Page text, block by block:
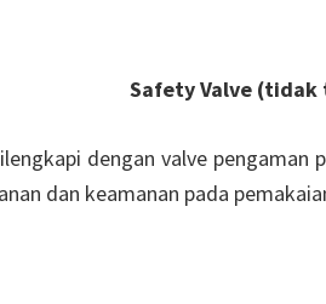
Safety Valve (tidak
dengan valve pengaman
dan keamanan pada